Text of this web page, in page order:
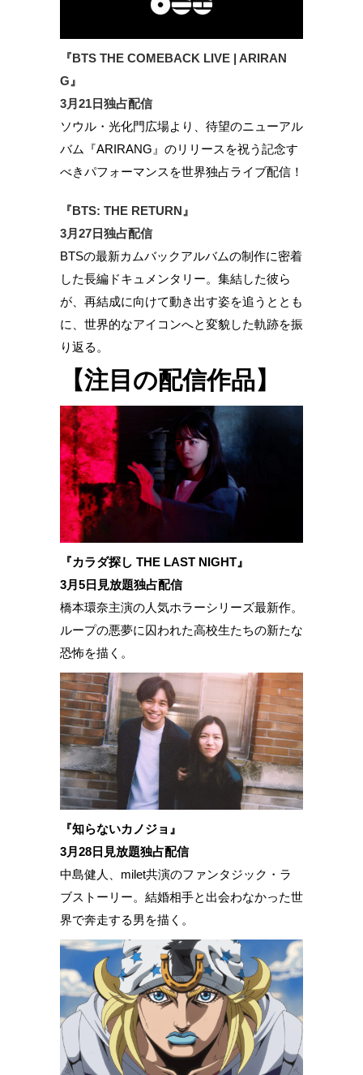
『BTS THE COMEBACK LIVE | ARIRAN
G』
3月21日独占配信
ソウル・光化門広場より、待望のニューアル
バム『ARIRANG』のリリースを祝う記念す
べきパフォーマンスを世界独占ライブ配信！
『BTS: THE RETURN』
3月27日独占配信
BTSの最新カムバックアルバムの制作に密着
した長編ドキュメンタリー。集結した彼ら
が、再結成に向けて動き出す姿を追うととも
に、世界的なアイコンへと変貌した軌跡を振
り返る。
【注目の配信作品】
『カラダ探し THE LAST NIGHT』
3月5日見放題独占配信
橋本環奈主演の人気ホラーシリーズ最新作。
ループの悪夢に囚われた高校生たちの新たな
恐怖を描く。
『知らないカノジョ』
3月28日見放題独占配信
中島健人、milet共演のファンタジック・ラ
ブストーリー。結婚相手と出会わなかった世
界で奔走する男を描く。